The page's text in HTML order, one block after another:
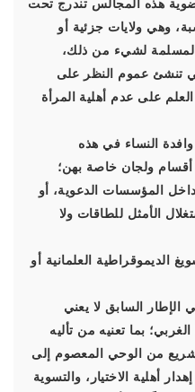
هذه المجالس تندرج تحت
وهي ولايات جزئية أو
لشيء من ذلك،
تنشئ عموم النظر على
على عدم أهلية المرأة
النساء في هذه
ولجان خاصة بهن؛
المؤسسات الدعوية، أو
الأمثل للطاقات ولا
الديموقراطية العلمانية أو
السابق لا يعني
بما تعنيه من تأليه
من الوحي المعصوم إلى
أهلية الاختيار، والتسوية